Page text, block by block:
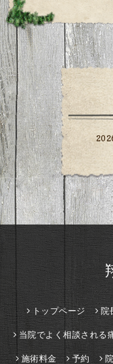
トップページ 院
当院でよく相談される
施術料金 予約